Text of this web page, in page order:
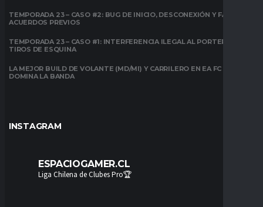
TEMPORADA 23 – CASO #2: BUG DE INICIO, DESCONEXIÓN Y FALTA DE
ACUERDOS PREVIOS
TEMPORADA 23 – CASO #1: INTERFERENCIA ILEGAL AL PORTERO EN
TIROS DE ESQUINA
LA MEJOR BUILD DE VOLANTE (MD/MI) Y CARRILERO EN EA FC 26:
DOMINA LA BANDA
INSTAGRAM
ESPACIOGAMER.CL
Liga Chilena de Clubes Pro🏆